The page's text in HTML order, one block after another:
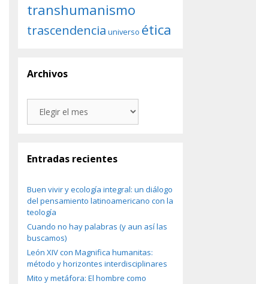
transhumanismo
trascendencia universo ética
Archivos
Entradas recientes
Buen vivir y ecología integral: un diálogo
del pensamiento latinoamericano con la
teología
Cuando no hay palabras (y aun así las
buscamos)
León XIV con Magnifica humanitas:
método y horizontes interdisciplinares
Mito y metáfora: El hombre como